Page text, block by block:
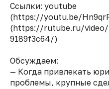
Ссылки: youtube
(https://youtu.be/
(https://rutube.ru/video/
9189f3c64/)
Обсуждаем:
— Когда привлекать
проблемы, крупные